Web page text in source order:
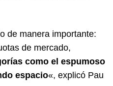
de manera importante:
de mercado,
como el espumoso
espacio«, explicó Pau